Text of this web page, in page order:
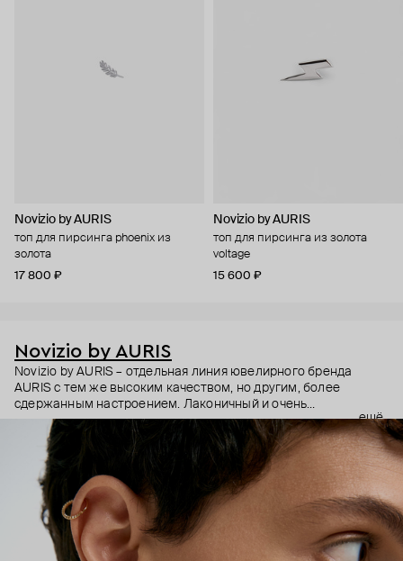
Novizio by AURIS
топ для пирсинга phoenix из
золота
17 800 ₽
Novizio by AURIS
топ для пирсинга из золота
voltage
15 600 ₽
Novizio by AURIS
Novizio by AURIS – отдельная линия ювелирного бренда
AURIS с тем же высоким качеством, но другим, более
сдержанным настроением. Лаконичный и очень
ненавязчивый дизайн, качественные материалы и высокие
технологии производства – этот пирсинг становится
практически продолжением тела, так, чтобы носить было
безопасно и комфортно в любой ситуации.
ещё